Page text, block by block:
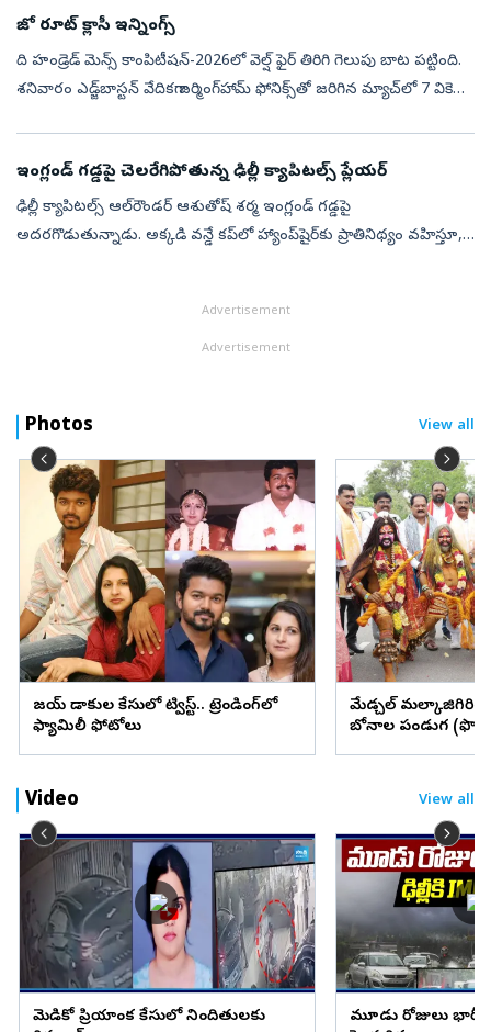
జో రూట్ క్లాసీ ఇన్నింగ్స్‌
ది హండ్రెడ్ మెన్స్‌ కాంపిటీషన్-2026లో వెల్ష్ ఫైర్ తిరిగి గెలుపు బాట పట్టింది.
శనివారం ఎడ్జ్‌బాస్టన్ వేదికగా బర్మింగ్‌హామ్ ఫోనిక్స్‌తో జరిగిన మ్యాచ్‌లో 7 వికెట్ల
ఇంగ్లండ్‌ గడ్డపై చెలరేగిపోతున్న ఢిల్లీ క్యాపిటల్స్‌ ప్లేయర్‌
ఢిల్లీ క్యాపిటల్స్‌ ఆల్‌రౌండర్ ఆశుతోష్ శర్మ ఇంగ్లండ్ గడ్డపై
అదరగొడుతున్నాడు. అక్కడి వన్డే కప్‌లో హ్యాంప్‌షైర్‌కు ప్రాతినిథ్యం వహిస్తూ,
Advertisement
Advertisement
Photos View all
విజయ్ విడాకుల కేసులో ట్విస్ట్.. ట్రెండింగ్‌లో
ఫ్యామిలీ ఫోటోలు
మేడ్చల్ మల్కాజిగిరి
బోనాల పండుగ
Video View all
మెడికో ప్రియాంక కేసులో నిందితులకు
మూడు రోజులు భారీ